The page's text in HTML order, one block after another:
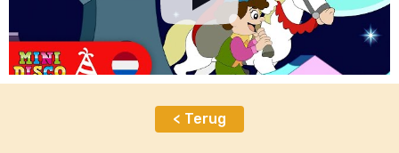
< Terug